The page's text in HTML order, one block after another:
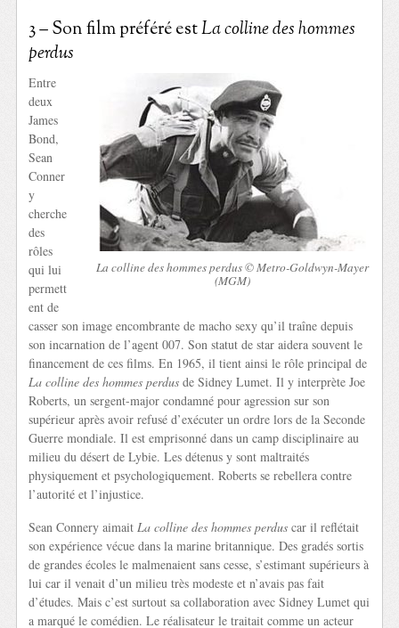
3 – Son film préféré estLa colline des hommes
perdus
La colline des hommes perdus © Metro-Goldwyn-Mayer
(MGM)
Entre
deux
James
Bond,
Sean
Conner
y
cherche
des
rôles
qui lui
permett
ent de
casser son image encombrante de macho sexy qu’il traîne depuis
son incarnation de l’agent 007. Son statut de star aidera souvent le
financement de ces films. En 1965, il tient ainsi le rôle principal de
La colline des hommes perdus de Sidney Lumet. Il y interprète Joe
Roberts, un sergent-major condamné pour agression sur son
supérieur après avoir refusé d’exécuter un ordre lors de la Seconde
Guerre mondiale. Il est emprisonné dans un camp disciplinaire au
milieu du désert de Lybie. Les détenus y sont maltraités
physiquement et psychologiquement. Roberts se rebellera contre
l’autorité et l’injustice.
Sean Connery aimaitLa colline des hommes perdus car il reflétait
son expérience vécue dans la marine britannique. Des gradés sortis
de grandes écoles le malmenaient sans cesse, s’estimant supérieurs à
lui car il venait d’un milieu très modeste et n’avais pas fait
d’études. Mais c’est surtout sa collaboration avec Sidney Lumet qui
a marqué le comédien. Le réalisateur le traitait comme un acteur